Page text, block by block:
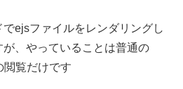
ejsファイルをレンダリングし
、やっていることは普通の
閲覧だけです